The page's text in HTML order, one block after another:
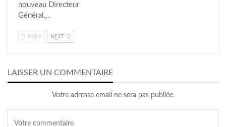
nouveau Directeur
Général,…
PREV NEXT
LAISSER UN COMMENTAIRE
Votre adresse email ne sera pas publiée.